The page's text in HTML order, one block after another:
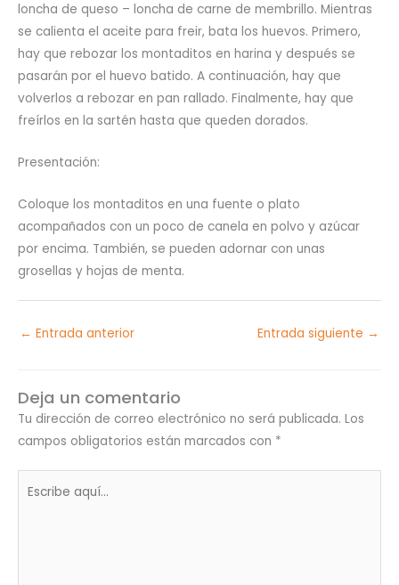
loncha de queso – loncha de carne de membrillo. Mientras
se calienta el aceite para freir, bata los huevos. Primero,
hay que rebozar los montaditos en harina y después se
pasarán por el huevo batido. A continuación, hay que
volverlos a rebozar en pan rallado. Finalmente, hay que
freírlos en la sartén hasta que queden dorados.
Presentación:
Coloque los montaditos en una fuente o plato
acompañados con un poco de canela en polvo y azúcar
por encima. También, se pueden adornar con unas
grosellas y hojas de menta.
← Entrada anterior Entrada siguiente →
Deja un comentario
Tu dirección de correo electrónico no será publicada. Los
campos obligatorios están marcados con *